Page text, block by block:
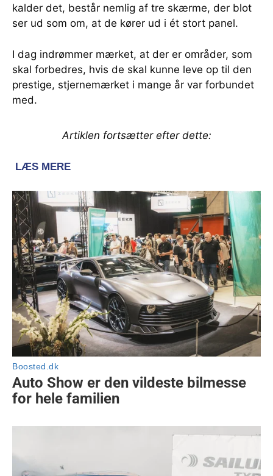
kalder det, består nemlig af tre skærme, der blot
ser ud som om, at de kører ud i ét stort panel.
I dag indrømmer mærket, at der er områder, som
skal forbedres, hvis de skal kunne leve op til den
prestige, stjernemærket i mange år var forbundet
med.
Artiklen fortsætter efter dette: